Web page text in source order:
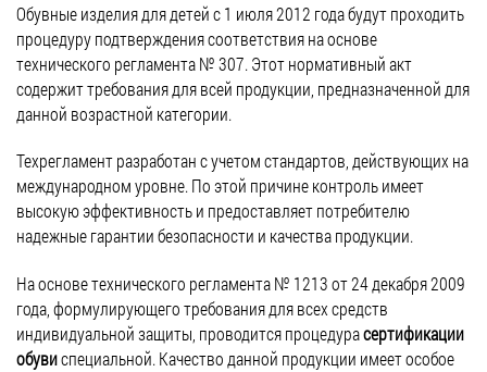
Обувные изделия для детей с 1 июля 2012 года будут проходить
процедуру подтверждения соответствия на основе
технического регламента № 307. Этот нормативный акт
содержит требования для всей продукции, предназначенной для
данной возрастной категории.
Техрегламент разработан с учетом стандартов, действующих на
международном уровне. По этой причине контроль имеет
высокую эффективность и предоставляет потребителю
надежные гарантии безопасности и качества продукции.
На основе технического регламента № 1213 от 24 декабря 2009
года, формулирующего требования для всех средств
индивидуальной защиты, проводится процедурасертификации
обувиспециальной. Качество данной продукции имеет особое